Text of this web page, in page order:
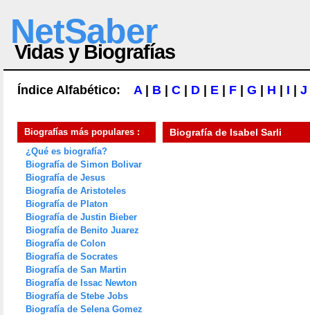
NetSaber
Vidas y Biografías
Índice Alfabético: A| B C D E F G H I J
Biografías más populares :
¿Qué es biografía?
Biografía de Simon Bolivar
Biografía de Jesus
Biografía de Aristoteles
Biografía de Platon
Biografía de Justin Bieber
Biografía de Benito Juarez
Biografía de Colon
Biografía de Socrates
Biografía de San Martin
Biografía de Issac Newton
Biografía de Stebe Jobs
Biografía de Selena Gomez
Biografía de Isabel Sarli